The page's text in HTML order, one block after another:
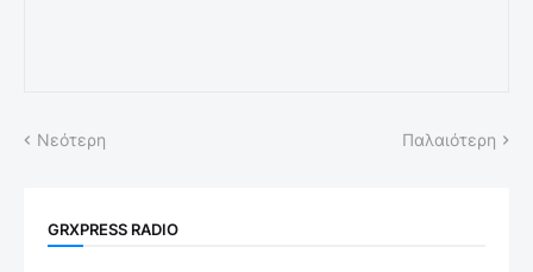
Νεότερη Παλαιότερη
GRXPRESS RADIO